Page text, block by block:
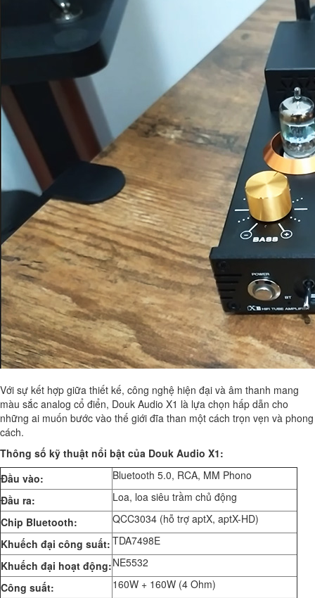
Với sự kết hợp giữa thiết kế, công nghệ hiện đại và âm thanh mang
màu sắc analog cổ điển, Douk Audio X1 là lựa chọn hấp dẫn cho
những ai muốn bước vào thế giới đĩa than một cách trọn vẹn và phong
cách.
Thông số kỹ thuật nổi bật của Douk Audio X1:
Đầu vào:
Bluetooth 5.0, RCA, MM Phono
Đầu ra:
Loa, loa siêu trầm chủ động
Chip Bluetooth:
QCC3034 (hỗ trợ aptX, aptX-HD)
Khuếch đại công suất: TDA7498E
Khuếch đại hoạt động:NE5532
Công suất:
160W + 160W (4 Ohm)